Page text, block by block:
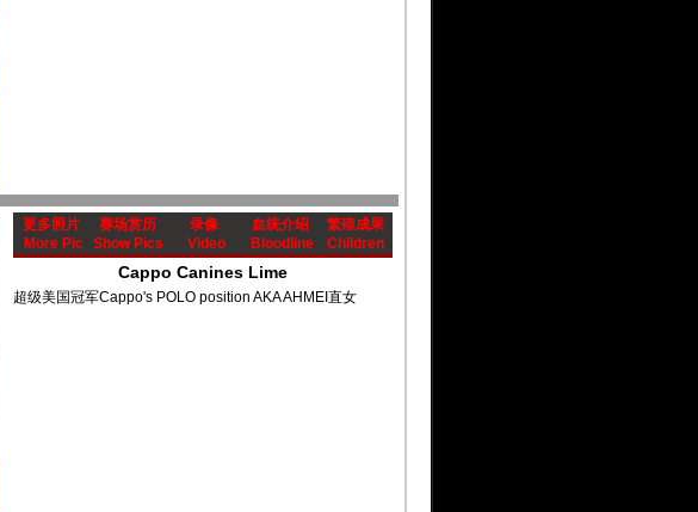
更多照片
More Pic
赛场赏历
Show Pics
录像
Video
血统介绍
Bloodline
繁殖成果
Children
Cappo Canines Lime
超级美国冠军Cappo's POLO position AKA AHMEI直女